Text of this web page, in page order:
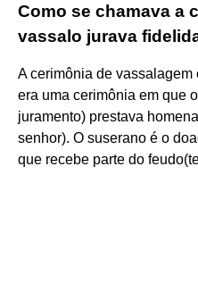
Como se chamava a
vassalo jurava
A cerimônia de
era uma cerimônia em que
juramento) prestava
senhor). O suserano é o
que recebe parte do